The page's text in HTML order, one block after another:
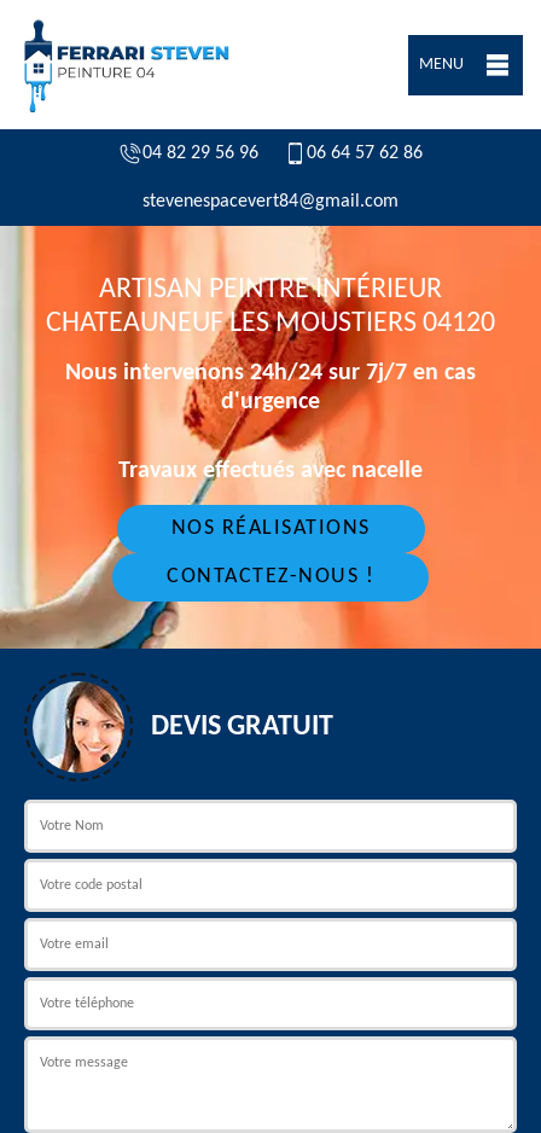
MENU
04 82 29 56 96 06 64 57 62 86
stevenespacevert84@gmail.com
ARTISAN PEINTRE INTÉRIEUR
CHATEAUNEUF LES MOUSTIERS 04120
Nous intervenons 24h/24 sur 7j/7 en cas
d'urgence
Travaux effectués avec nacelle
NOS RÉALISATIONS
CONTACTEZ-NOUS !
DEVIS GRATUIT